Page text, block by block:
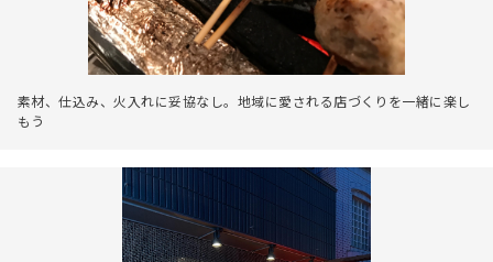
素材、仕込み、火入れに妥協なし。地域に愛される店づくりを一緒に楽し
もう